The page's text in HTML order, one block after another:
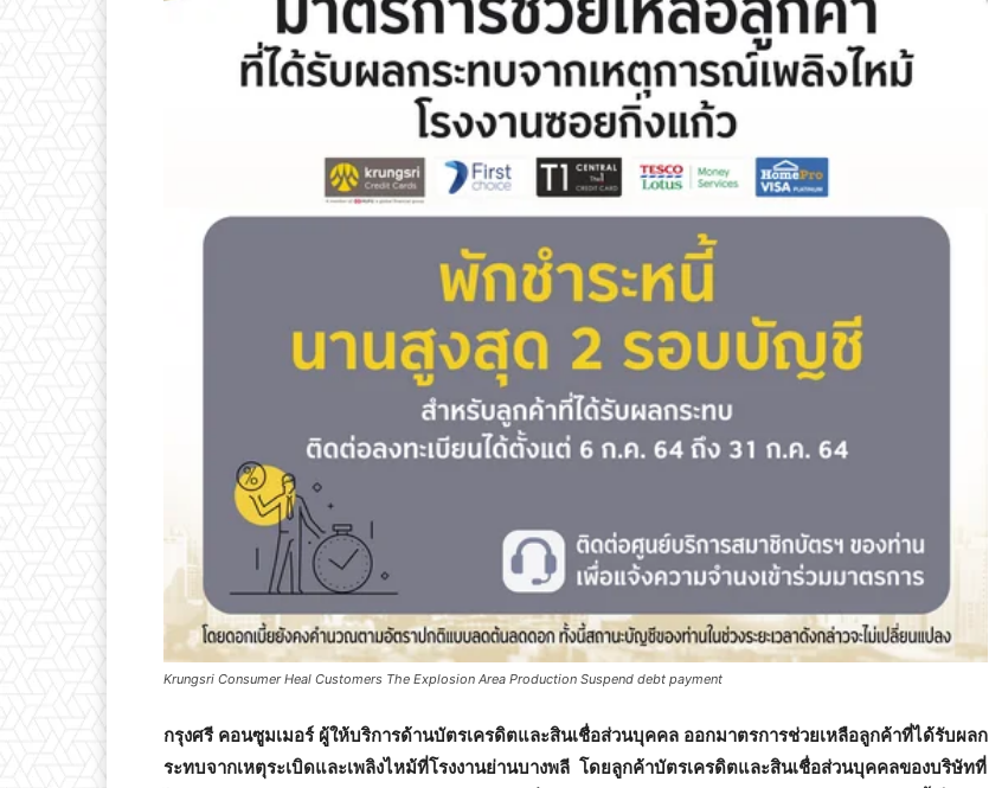
Krungsri Consumer Heal Customers The Explosion Area Production Suspend debt payment
กรุงศรี คอนซูมเมอร์ ผู้ให้บริการด้านบัตรเครดิตและสินเชื่อส่วนบุคคล ออกมาตรการช่วยเหลือลูกค้าที่ได้รับผลก
ระทบจากเหตุระเบิดและเพลิงไหม้ที่โรงงานย่านบางพลี โดยลูกค้าบัตรเครดิตและสินเชื่อส่วนบุคคลของบริษัทที่